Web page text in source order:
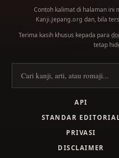
Contoh kalimat di halaman ini
Kanji.Jepang.org dan, bila
Terima kasih khusus kepada para
tetap
Cari kanji
API
STANDAR
PRIVASI
DISCLAIMER